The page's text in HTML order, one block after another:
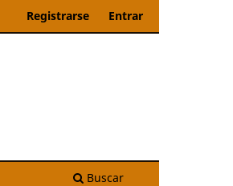
Buscar
Registrarse Entrar